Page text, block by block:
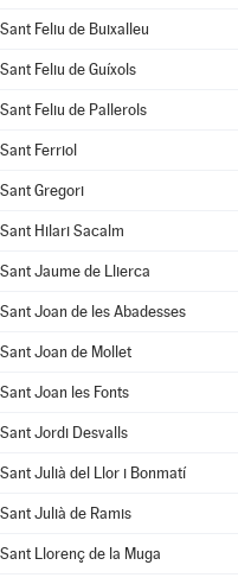
Sant Feliu de Buixalleu
Sant Feliu de Guíxols
Sant Feliu de Pallerols
Sant Ferriol
Sant Gregori
Sant Hilari Sacalm
Sant Jaume de Llierca
Sant Joan de les Abadesses
Sant Joan de Mollet
Sant Joan les Fonts
Sant Jordi Desvalls
Sant Julià del Llor i Bonmatí
Sant Julià de Ramis
Sant Llorenç de la Muga